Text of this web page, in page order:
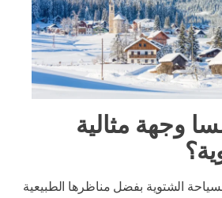
وجهة مثالية
الشتوية بفضل مناظرها الطبيعية